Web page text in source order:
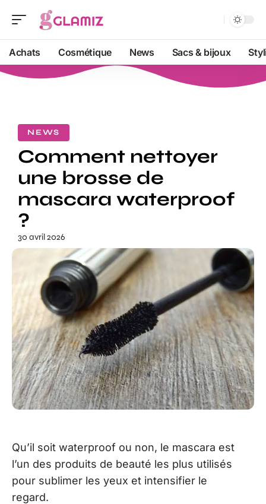
Achats Cosmétique News Sacs & bijoux
NEWS
Comment nettoyer
une brosse de
mascara waterproof
?
30 avril 2026
Qu’il soit waterproof ou non, le mascara est
l’un des produits de beauté les plus utilisés
pour sublimer les yeux et intensifier le
regard.